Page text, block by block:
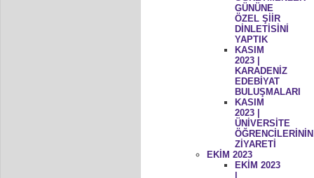
GÜNÜNE
ÖZEL ŞİİR
DİNLETİSİNİ
YAPTIK
KASIM
2023 |
KARADENİZ
EDEBİYAT
BULUŞMALARI
KASIM
2023 |
ÜNİVERSİTE
ÖĞRENCİLERİNİN
ZİYARETİ
EKİM 2023
EKİM 2023